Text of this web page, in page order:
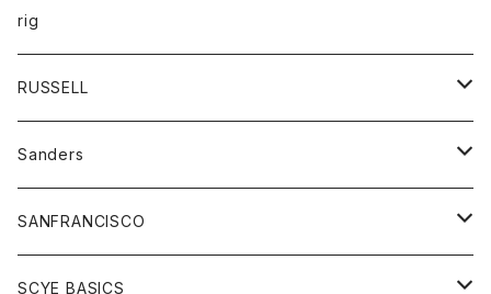
ニット
ベスト
コート
キッズ
オーバーオール
ボトム
ペインターパンツ
トップス
Tシャツ
グッズ
帽子
rig
RUSSELL
アウター
コート
パーカー
スカート
Tシャツ
Sanders
グッズ
靴
SANFRANCISCO
アウター
SCYE BASICS